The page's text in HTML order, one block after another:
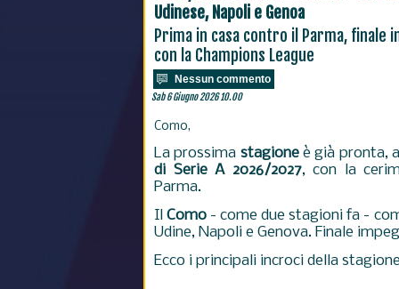
Udinese, Napoli e Genoa
Prima in casa contro il Parma,
con la Champions League
Nessun commento
Sab 6 Giugno 2026 10.00
Como,
La prossima stagioneè già pronta,
di Serie A 2026/2027, con la
Parma.
IlComo - come due stagioni fa -
Udine, Napoli e Genova. Finale
Ecco i principali incroci della